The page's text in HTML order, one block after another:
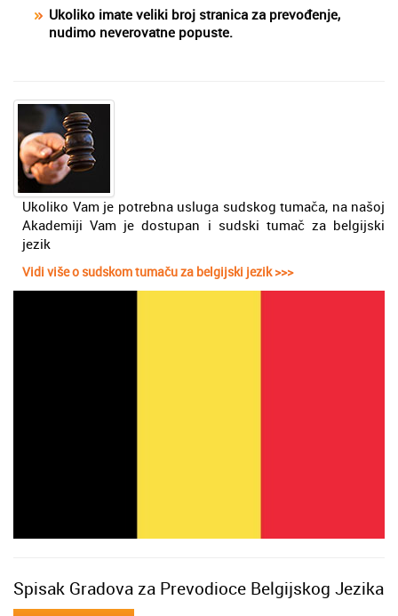
Ukoliko imate veliki broj stranica za prevođenje,
nudimo neverovatne popuste.
Ukoliko Vam je potrebna usluga sudskog tumača, na našoj
Akademiji Vam je dostupan i sudski tumač za belgijski
jezik
Vidi više o sudskom tumaču za belgijski jezik >>>
Spisak Gradova za Prevodioce Belgijskog Jezika